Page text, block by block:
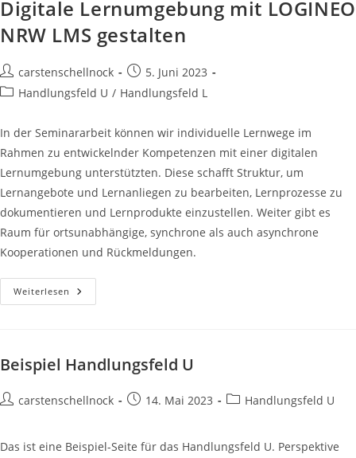
Ideen
Digitale Lernumgebung mit LOGINEO
NRW LMS gestalten
Beitrags-
Autor:
carstenschellnock
Beitrag
veröffentlicht:
5. Juni 2023
Beitrags-
Handlungsfeld U / Handlungsfeld L
In der Seminararbeit können wir individuelle Lernwege im
Rahmen zu entwickelnder Kompetenzen mit einer digitalen
Lernumgebung unterstützten. Diese schafft Struktur, um
Lernangebote und Lernanliegen zu bearbeiten, Lernprozesse zu
dokumentieren und Lernprodukte einzustellen. Weiter gibt es
Raum für ortsunabhängige, synchrone als auch asynchrone
Kooperationen und Rückmeldungen.
Weiterlesen Digitale
Lernumgebung
Gestalten
Beispiel Handlungsfeld U
Beitrags-
carstenschellnock
Beitrag14. Mai 2023
Beitrags-
Handlungsfeld U
Das ist eine Beispiel-Seite für das Handlungsfeld U. Perspektive